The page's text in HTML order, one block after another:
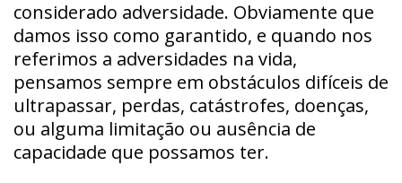
considerado adversidade. Obviamente que
damos isso como garantido, e quando nos
referimos a adversidades na vida,
pensamos sempre em obstáculos difíceis de
ultrapassar, perdas, catástrofes, doenças,
ou alguma limitação ou ausência de
capacidade que possamos ter.